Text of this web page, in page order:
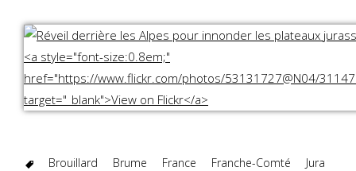
Brouillard Brume France Franche-Comté
Jura